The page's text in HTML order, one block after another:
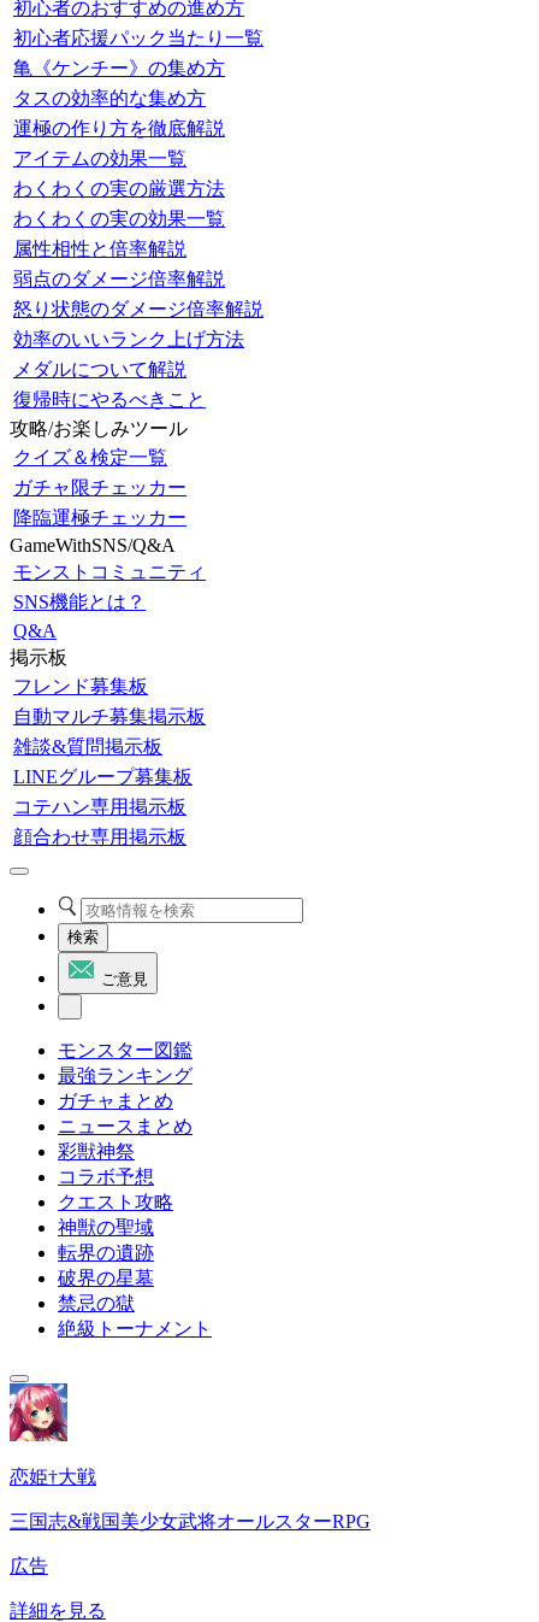
初心者のおすすめの進め方
初心者応援パック当たり一覧
亀《ケンチー》の集め方
タスの効率的な集め方
運極の作り方を徹底解説
アイテムの効果一覧
わくわくの実の厳選方法
わくわくの実の効果一覧
属性相性と倍率解説
弱点のダメージ倍率解説
怒り状態のダメージ倍率解説
効率のいいランク上げ方法
メダルについて解説
復帰時にやるべきこと
攻略/お楽しみツール
クイズ＆検定一覧
ガチャ限チェッカー
降臨運極チェッカー
GameWithSNS/Q&A
モンストコミュニティ
SNS機能とは？
Q&A
掲示板
フレンド募集板
自動マルチ募集掲示板
雑談&質問掲示板
LINEグループ募集板
コテハン専用掲示板
顔合わせ専用掲示板
検索
ご意見
モンスター図鑑
最強ランキング
ガチャまとめ
ニュースまとめ
彩獣神祭
コラボ予想
クエスト攻略
神獣の聖域
転界の遺跡
破界の星墓
禁忌の獄
絶級トーナメント
恋姫†大戦
三国志&戦国美少女武将オールスターRPG
広告
詳細を見る